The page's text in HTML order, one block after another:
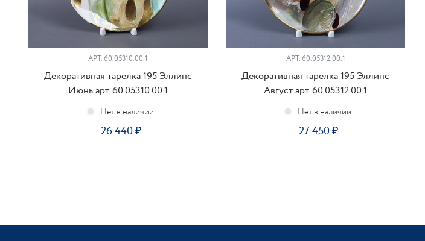
АРТ. 60.05310.00.1
Декоративная тарелка 195 Эллипс
Июнь арт. 60.05310.00.1
26 440
АРТ. 60.05312.00.1
Декоративная тарелка 195 Эллипс
Август арт. 60.05312.00.1
27 450